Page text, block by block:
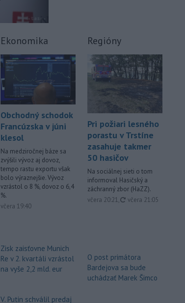
Ekonomika
Obchodný schodok
Francúzska v júni
klesol
Na medziročnej báze sa
zvýšili vývoz aj dovoz,
tempo rastu exportu však
bolo výraznejšie. Vývoz
vzrástol o 8 %, dovoz o 6,4
%.
včera 19:40
Zisk zaisťovne Munich
Re v 2. kvartáli vzrástol
na vyše 2,2 mld. eur
V. Putin schválil predaj
Regióny
Pri požiari lesného
porastu v Trstíne
zasahuje takmer
50 hasičov
Na sociálnej sieti o tom
informoval Hasičský a
záchranný zbor (HaZZ).
včera 20:21, aktualizované
včera 21:05
O post primátora
Bardejova sa bude
uchádzať Marek Šimco